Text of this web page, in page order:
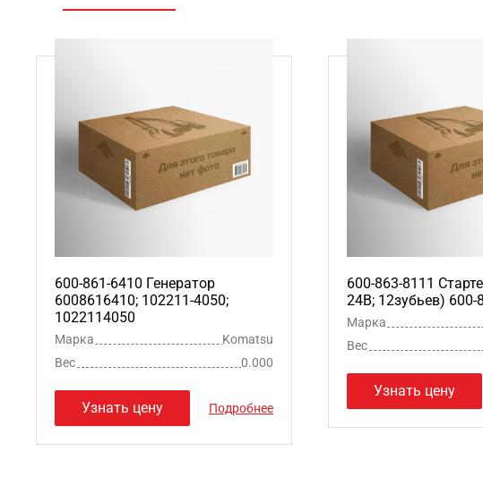
600-861-6410 Генератор
6008616410; 102211-4050;
1022114050
Марка
Komatsu
Вес
0.000
Узнать цену Подробнее
600-863-8111
24В; 12зубьев) 600-
Марка
Вес
Узнать цену